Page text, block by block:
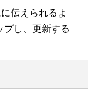
伝えられるよ
プし、更新する